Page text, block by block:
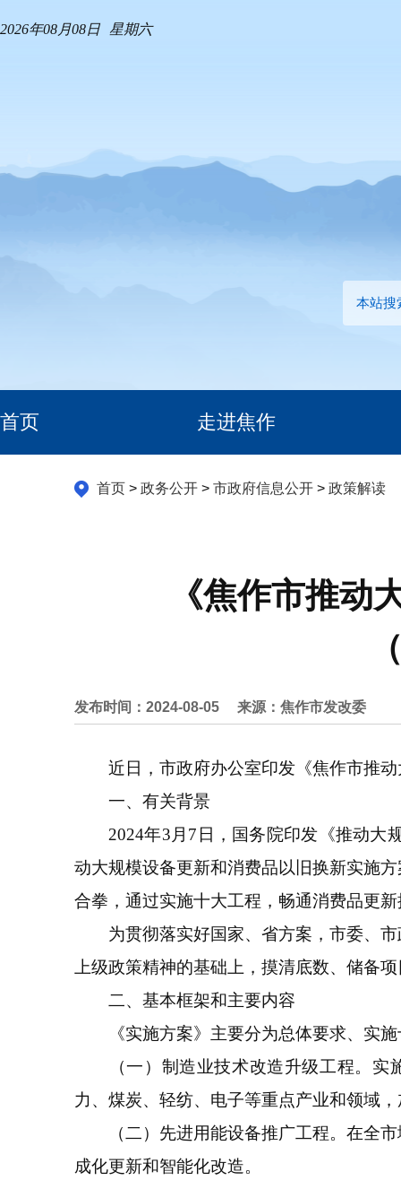
2026年08月08日 星期六
本站搜
首页 走进焦作
首页> 政务公开> 市政府信息公开> 政策解读
《焦作市推动
发布时间：2024-08-05 来源：焦作市发改委
近日，市政府办公室印发《焦作市推动
一、有关背景
2024年3月7日，国务院印发《推动大规
动大规模设备更新和消费品以旧换新实施
合拳，通过实施十大工程，畅通消费品更
为贯彻落实好国家、省方案，市委、市
上级政策精神的基础上，摸清底数、储备
二、基本框架和主要内容
《实施方案》主要分为总体要求、实施
（一）制造业技术改造升级工程。实施
力、煤炭、轻纺、电子等重点产业和领域
（二）先进用能设备推广工程。在全市
成化更新和智能化改造。